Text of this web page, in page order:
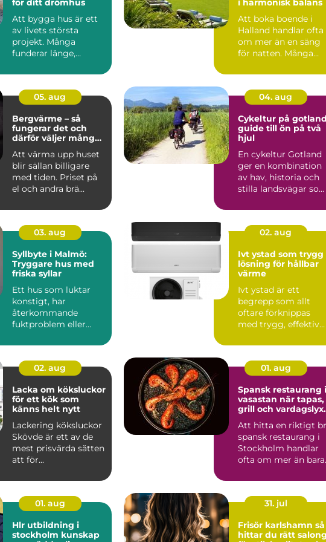
Att bygga hus är ett
av livets största
projekt. Många
funderar länge,
ritni...
Att boka boende i
Halland handlar ofta
om mer än en säng
för natten. Många
n...
05. aug
Bergvärme – så
fungerar det och
därför väljer många
Att värma upp huset
blir sällan billigare
med tiden. Priset på
el och andra brä...
04. aug
Cykeltur på gotland
guide till ön på två
hjul
En cykeltur Gotland
ger en kombination
av hav, historia och
stilla landsvägar som
03. aug
Syllbyte i Malmö:
Tryggare hus med
friska syllar
Ett hus som luktar
konstigt, har
återkommande
fuktproblem eller
inomhusbesvär kan...
02. aug
Ivt ystad som trygg
lösning för hållbar
värme
Ivt ystad är ett
begrepp som allt
oftare förknippas
med trygg, effektiv
sydliga ...
02. aug
Lacka om köksluckor
för ett kök som
känns helt nytt
Lackering köksluckor
Skövde är ett av de
mest prisvärda sätten
att för...
01. aug
Spansk restaurang i
vasastan när tapas,
grill och vardagslyx
Att hitta en riktigt
spansk restaurang i
Stockholm handlar
ofta om mer än bara
01. aug
Hlr utbildning i
stockholm kunskap
31. jul
Frisör karlshamn så
hittar du rätt salong